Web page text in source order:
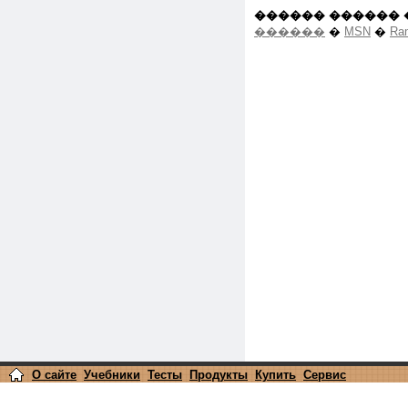
������ ������
������ � MSN �
О сайте Учебники Тесты Продукты Купить Сервис